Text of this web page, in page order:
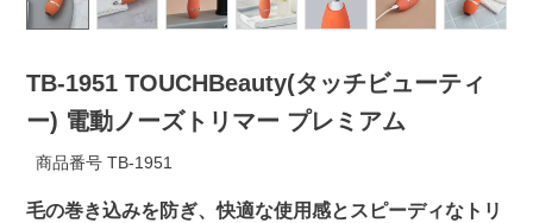
TB-1951 TOUCHBeauty(タッチビューティ
ー) 電動ノーズトリマー プレミアム
商品番号 TB-1951
毛の巻き込みを防ぎ、快適な使用感とスピーディなトリ